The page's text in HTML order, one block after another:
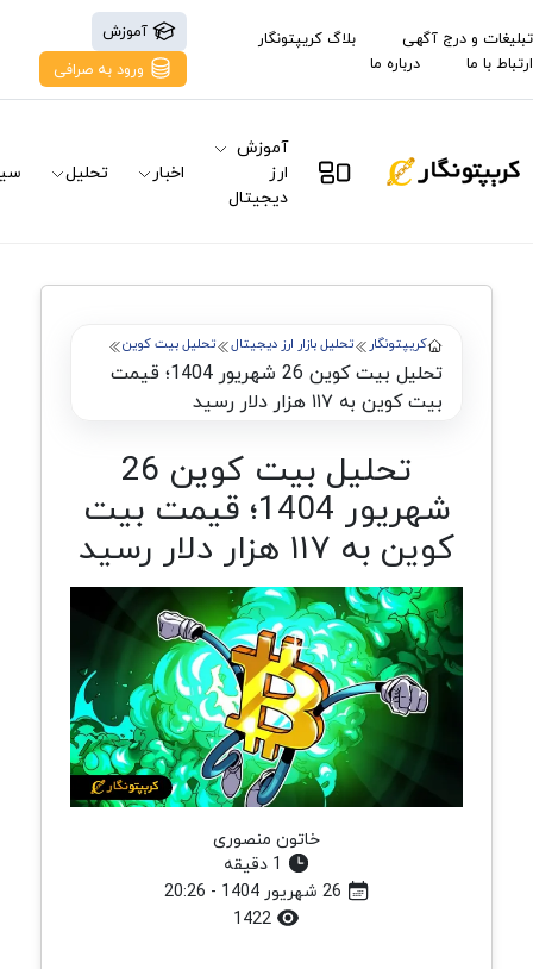
تبلیغات و درج آگهی
بلاگ کریپتونگار
ارتباط با ما
درباره ما
آموزش
ورود به صرافی
آموزش
ارز
دیجیتال
اخبار تحلیل
کریپتونگار تحلیل بازار ارز دیجیتال تحلیل بیت کوین
تحلیل بیت کوین 26 شهریور 1404؛ قیمت
بیت کوین به ۱۱۷ هزار دلار رسید
تحلیل بیت کوین 26
شهریور 1404؛ قیمت بیت
کوین به ۱۱۷ هزار دلار رسید
خاتون منصوری